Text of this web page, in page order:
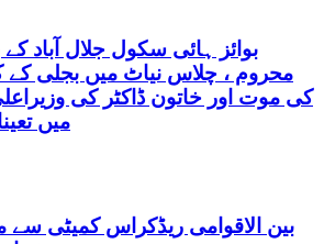
بوائز ہائی سکول جلال آباد
محروم ، چلاس نیاٹ میں بجلی
کی موت اور خاتون ڈاکٹر کی
میں
بین الاقوامی ریڈکراس کمیٹی سے